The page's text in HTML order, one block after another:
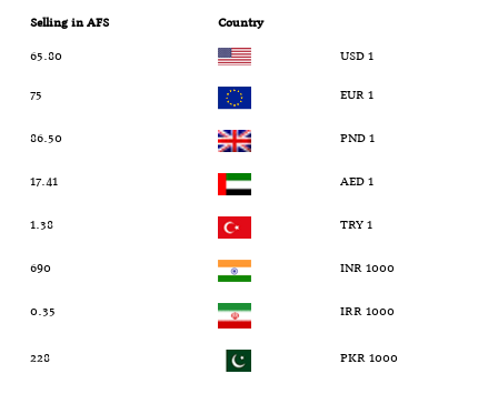
Country
Selling in AFS
1 USD
65.80
1 EUR
75
1 PND
86.50
1 AED
17.41
1 TRY
1.38
1000 INR
690
1000 IRR
0.35
1000 PKR
228